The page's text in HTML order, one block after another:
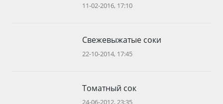
11-02-2016, 17:10
Свежевыжатые соки
22-10-2014, 17:45
Томатный сок
24-06-2012, 23:35